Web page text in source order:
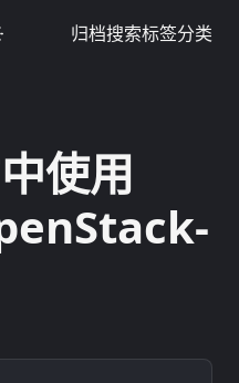
归档搜索标签分类
使用